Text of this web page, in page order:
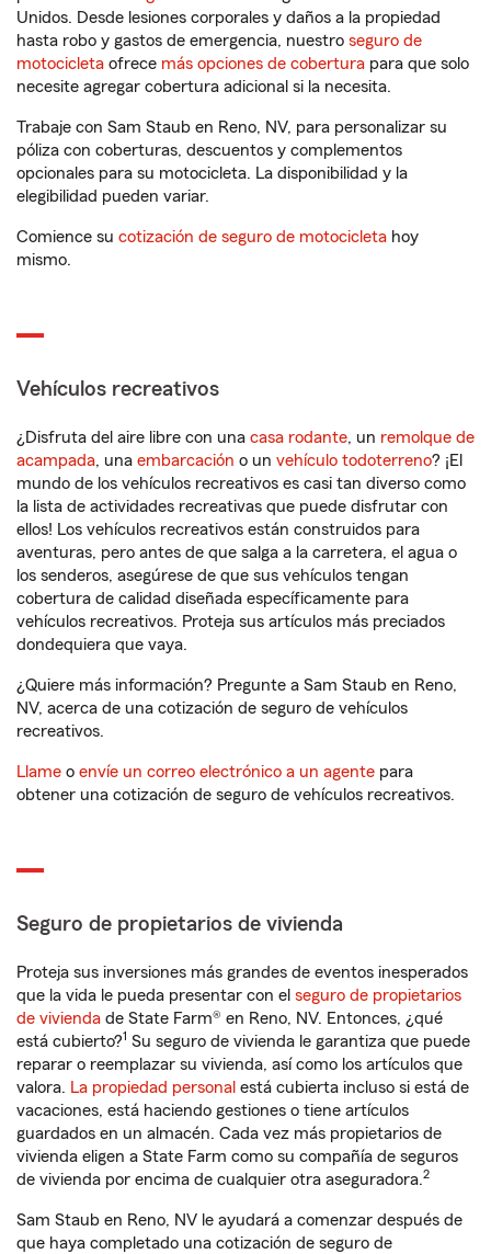
Unidos. Desde lesiones corporales y daños a la propiedad
hasta robo y gastos de emergencia, nuestro seguro de
motocicleta ofrece más opciones de cobertura para que solo
necesite agregar cobertura adicional si la necesita.
Trabaje con Sam Staub en Reno, NV, para personalizar su
póliza con coberturas, descuentos y complementos
opcionales para su motocicleta. La disponibilidad y la
elegibilidad pueden variar.
Comience su cotización de seguro de motocicleta hoy
mismo.
Vehículos recreativos
¿Disfruta del aire libre con una casa rodante, un remolque de
acampada, una embarcación o un vehículo todoterreno? ¡El
mundo de los vehículos recreativos es casi tan diverso como
la lista de actividades recreativas que puede disfrutar con
ellos! Los vehículos recreativos están construidos para
aventuras, pero antes de que salga a la carretera, el agua o
los senderos, asegúrese de que sus vehículos tengan
cobertura de calidad diseñada específicamente para
vehículos recreativos. Proteja sus artículos más preciados
dondequiera que vaya.
¿Quiere más información? Pregunte a Sam Staub en Reno,
NV, acerca de una cotización de seguro de vehículos
recreativos.
Llame o envíe un correo electrónico a un agente para
obtener una cotización de seguro de vehículos recreativos.
Seguro de propietarios de vivienda
Proteja sus inversiones más grandes de eventos inesperados
que la vida le pueda presentar con el seguro de propietarios
de vivienda de State Farm® en Reno, NV. Entonces, ¿qué
está cubierto?1 Su seguro de vivienda le garantiza que puede
reparar o reemplazar su vivienda, así como los artículos que
valora. La propiedad personal está cubierta incluso si está de
vacaciones, está haciendo gestiones o tiene artículos
guardados en un almacén. Cada vez más propietarios de
vivienda eligen a State Farm como su compañía de seguros
de vivienda por encima de cualquier otra aseguradora.2
Sam Staub en Reno, NV le ayudará a comenzar después de
que haya completado una cotización de seguro de